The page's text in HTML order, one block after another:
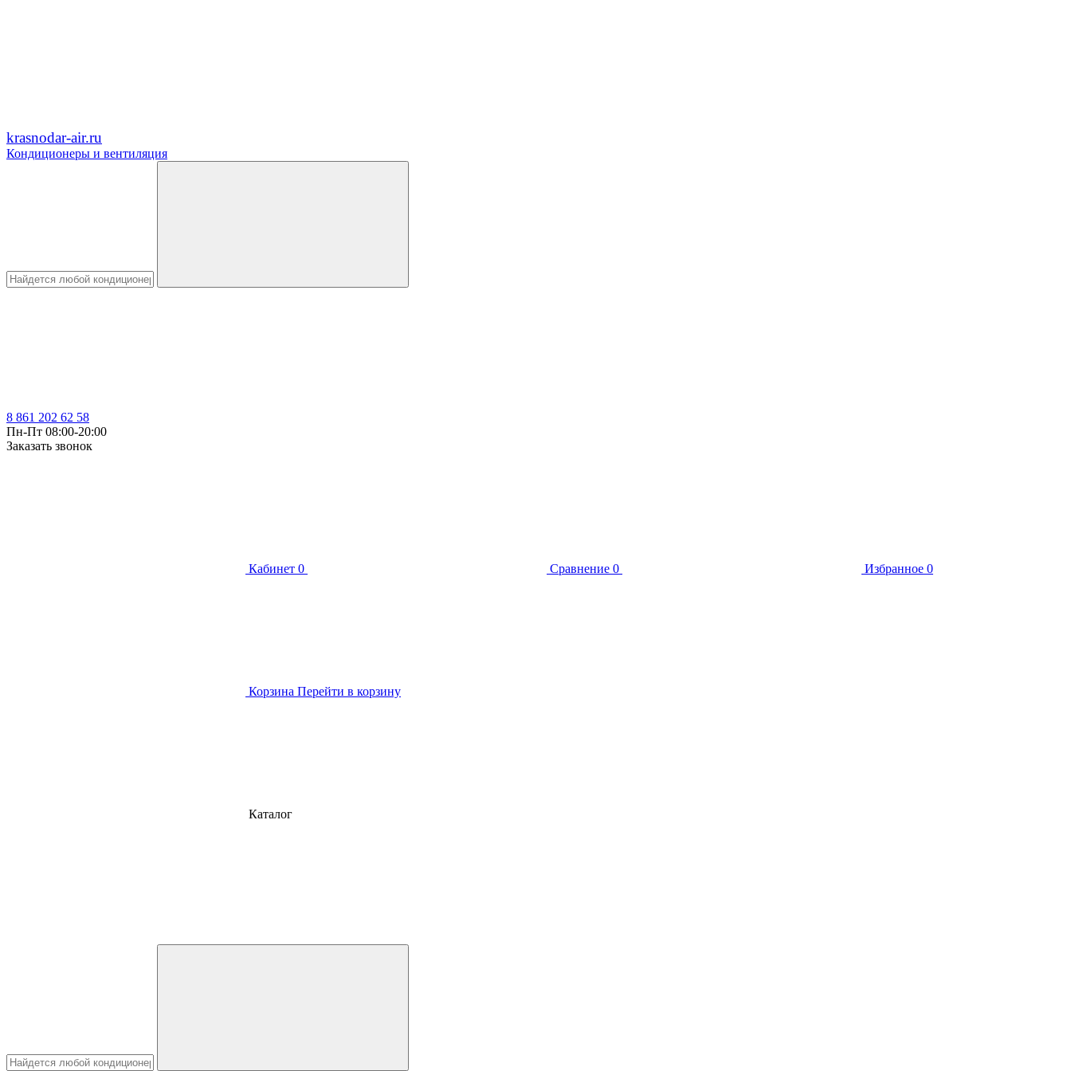
krasnodar-air.ru
Кондиционеры и вентиляция
8 861 202 62 58
Пн-Пт 08:00-20:00
Заказать звонок
Кабинет 0 Сравнение 0 Избранное 0
Корзина Перейти в корзину
Каталог